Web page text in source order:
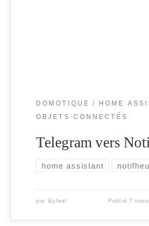
DOMOTIQUE HOME
OBJETS CONNECTÉS
Telegram vers
home assistant
par Byfeel Publié7